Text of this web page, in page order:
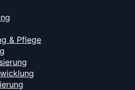
& Pflege